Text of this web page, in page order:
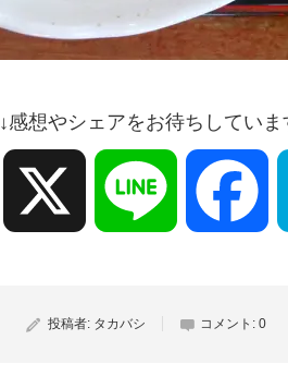
↓感想やシェアをお待ちしていま
Line
投稿者: タカバシ コメント: 0